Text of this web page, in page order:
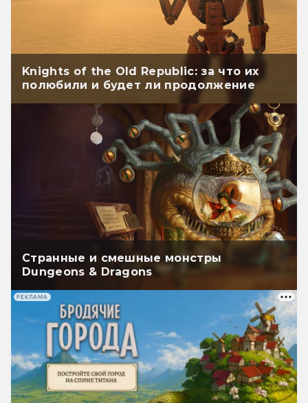
Knights of the Old Republic: за что их
полюбили и будет ли продолжение
Странные и смешные монстры
Dungeons & Dragons
РЕКЛАМА